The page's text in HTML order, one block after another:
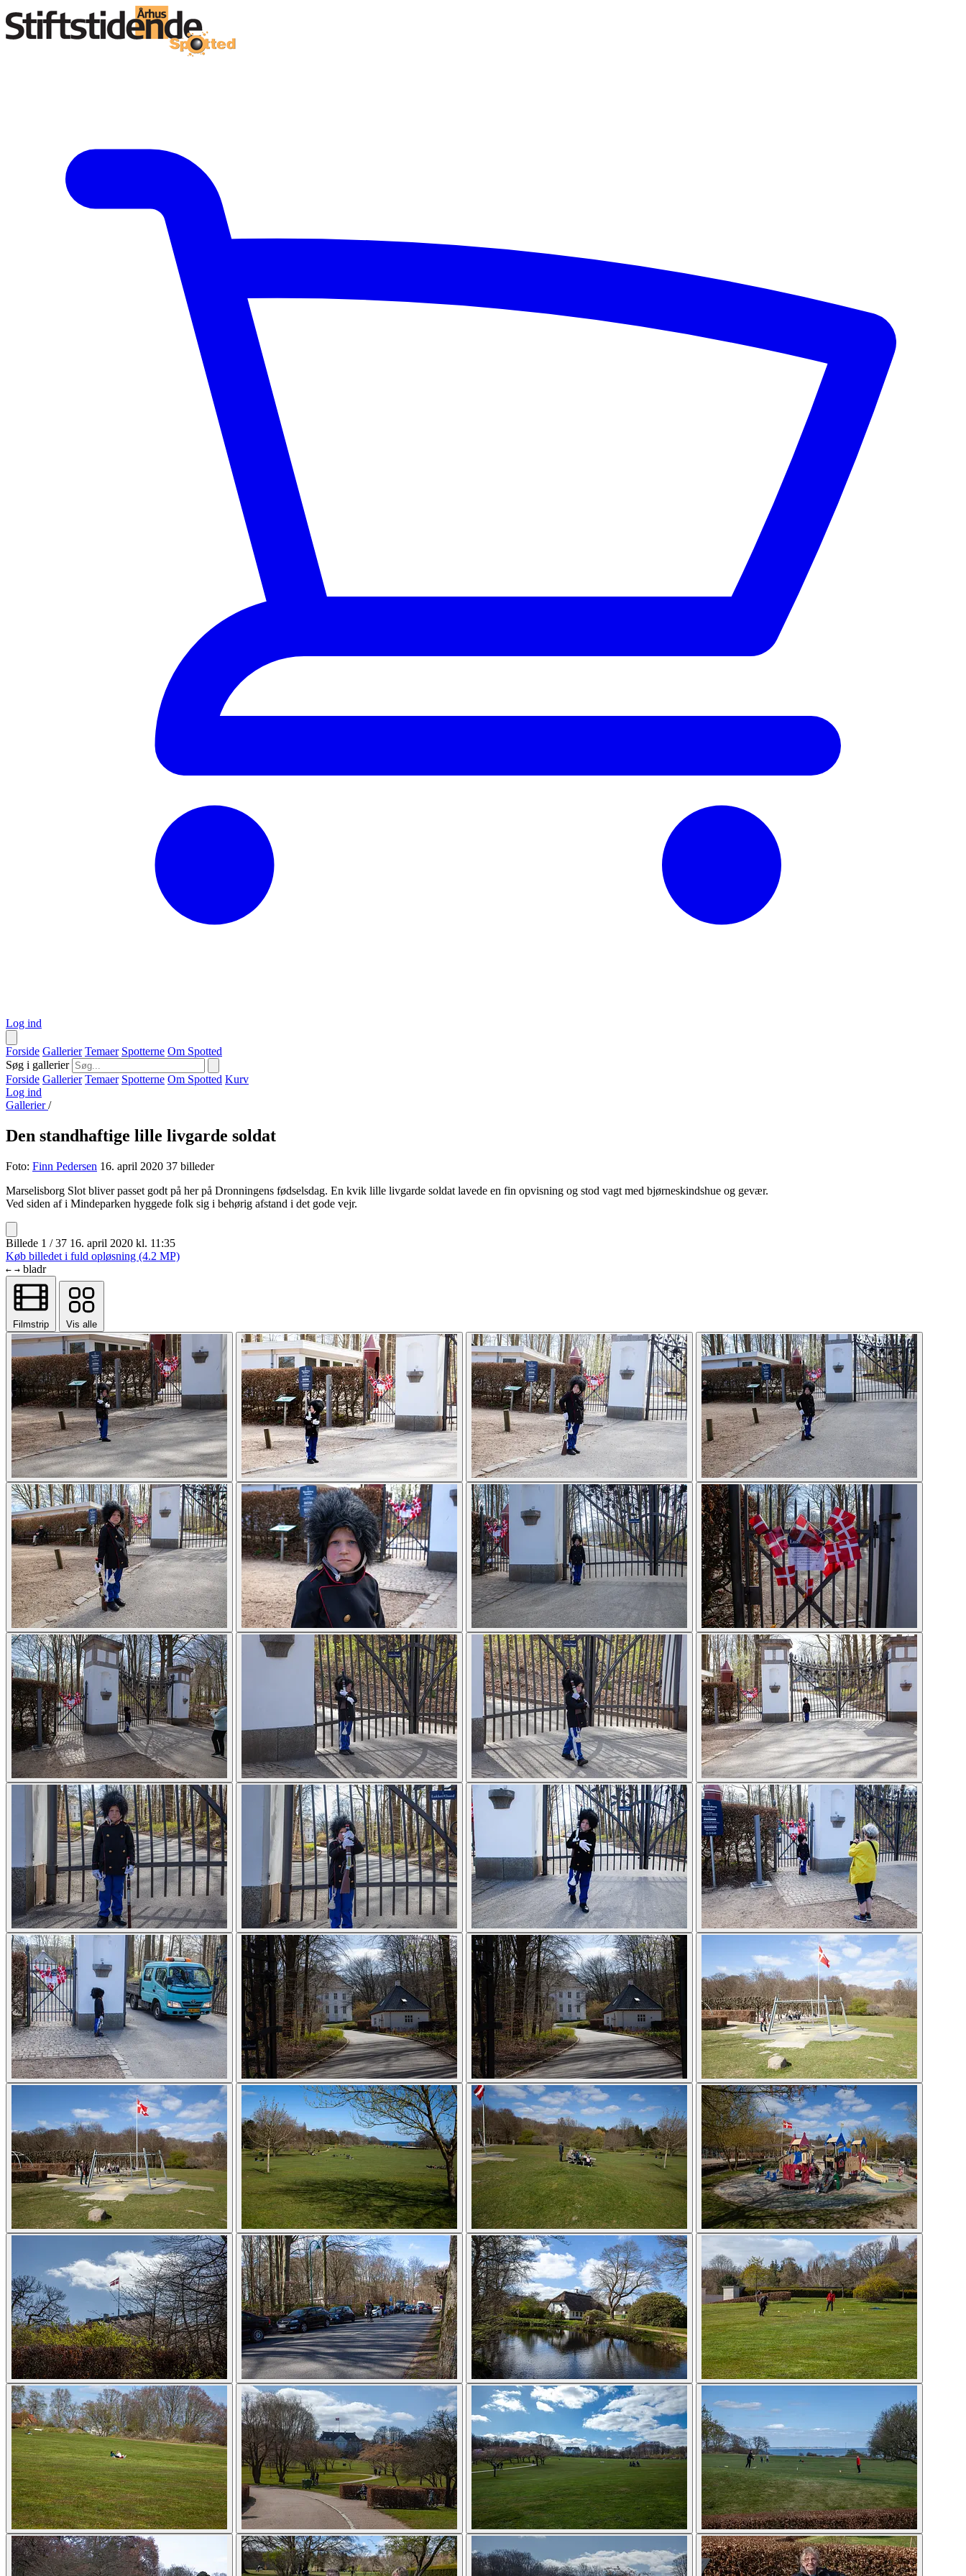
Log ind
Forside Gallerier Temaer Spotterne Om Spotted
Søg i gallerier
Forside Gallerier Temaer Spotterne Om Spotted Kurv
Log ind
Gallerier/
Den standhaftige lille livgarde soldat
Foto: Finn Pedersen 16. april 2020 37 billeder
Marselisborg Slot bliver passet godt på her på Dronningens fødselsdag. En kvik lille livgarde soldat lavede en fin opvisning og stod vagt med bjørneskindshue og gevær.
Ved siden af i Mindeparken hyggede folk sig i behørig afstand i det gode vejr.
Billede 1 / 37 16. april 2020 kl. 11:35
Køb billedet i fuld opløsning (4.2 MP)
← → bladr
Filmstrip Vis alle